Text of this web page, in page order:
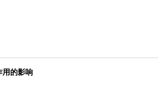
用的影响